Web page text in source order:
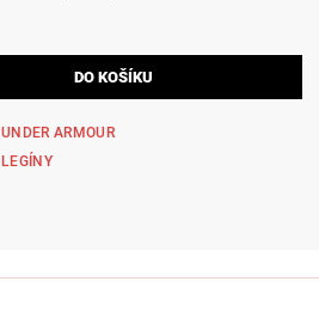
UNDER ARMOUR
LEGÍNY